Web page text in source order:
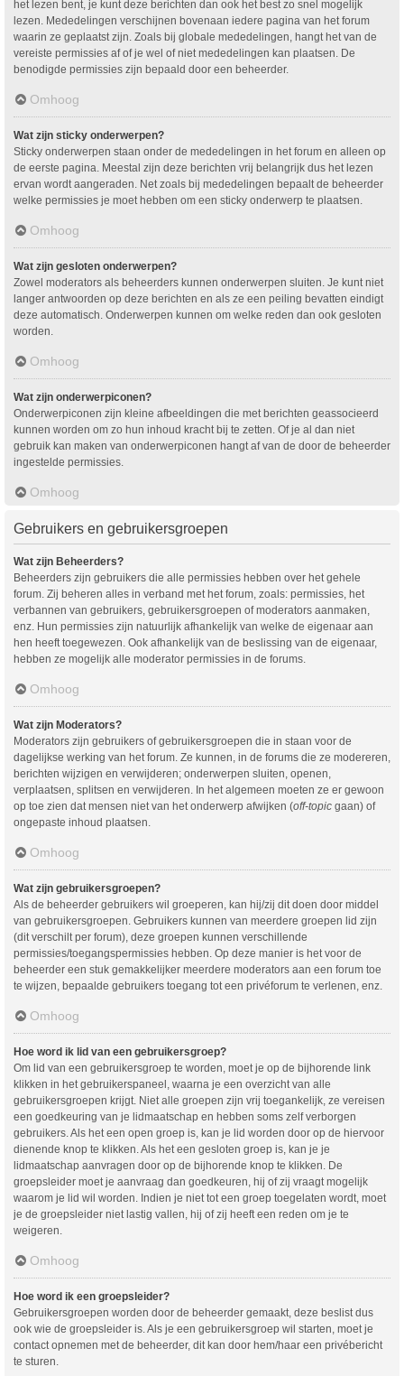
het lezen bent, je kunt deze berichten dan ook het best zo snel mogelijk
lezen. Mededelingen verschijnen bovenaan iedere pagina van het forum
waarin ze geplaatst zijn. Zoals bij globale mededelingen, hangt het van de
vereiste permissies af of je wel of niet mededelingen kan plaatsen. De
benodigde permissies zijn bepaald door een beheerder.
Omhoog
Wat zijn sticky onderwerpen?
Sticky onderwerpen staan onder de mededelingen in het forum en alleen op
de eerste pagina. Meestal zijn deze berichten vrij belangrijk dus het lezen
ervan wordt aangeraden. Net zoals bij mededelingen bepaalt de beheerder
welke permissies je moet hebben om een sticky onderwerp te plaatsen.
Omhoog
Wat zijn gesloten onderwerpen?
Zowel moderators als beheerders kunnen onderwerpen sluiten. Je kunt niet
langer antwoorden op deze berichten en als ze een peiling bevatten eindigt
deze automatisch. Onderwerpen kunnen om welke reden dan ook gesloten
worden.
Omhoog
Wat zijn onderwerpiconen?
Onderwerpiconen zijn kleine afbeeldingen die met berichten geassocieerd
kunnen worden om zo hun inhoud kracht bij te zetten. Of je al dan niet
gebruik kan maken van onderwerpiconen hangt af van de door de beheerder
ingestelde permissies.
Omhoog
Gebruikers en gebruikersgroepen
Wat zijn Beheerders?
Beheerders zijn gebruikers die alle permissies hebben over het gehele
forum. Zij beheren alles in verband met het forum, zoals: permissies, het
verbannen van gebruikers, gebruikersgroepen of moderators aanmaken,
enz. Hun permissies zijn natuurlijk afhankelijk van welke de eigenaar aan
hen heeft toegewezen. Ook afhankelijk van de beslissing van de eigenaar,
hebben ze mogelijk alle moderator permissies in de forums.
Omhoog
Wat zijn Moderators?
Moderators zijn gebruikers of gebruikersgroepen die in staan voor de
dagelijkse werking van het forum. Ze kunnen, in de forums die ze modereren,
berichten wijzigen en verwijderen; onderwerpen sluiten, openen,
verplaatsen, splitsen en verwijderen. In het algemeen moeten ze er gewoon
op toe zien dat mensen niet van het onderwerp afwijken (off-topic gaan) of
ongepaste inhoud plaatsen.
Omhoog
Wat zijn gebruikersgroepen?
Als de beheerder gebruikers wil groeperen, kan hij/zij dit doen door middel
van gebruikersgroepen. Gebruikers kunnen van meerdere groepen lid zijn
(dit verschilt per forum), deze groepen kunnen verschillende
permissies/toegangspermissies hebben. Op deze manier is het voor de
beheerder een stuk gemakkelijker meerdere moderators aan een forum toe
te wijzen, bepaalde gebruikers toegang tot een privéforum te verlenen, enz.
Omhoog
Hoe word ik lid van een gebruikersgroep?
Om lid van een gebruikersgroep te worden, moet je op de bijhorende link
klikken in het gebruikerspaneel, waarna je een overzicht van alle
gebruikersgroepen krijgt. Niet alle groepen zijn vrij toegankelijk, ze vereisen
een goedkeuring van je lidmaatschap en hebben soms zelf verborgen
gebruikers. Als het een open groep is, kan je lid worden door op de hiervoor
dienende knop te klikken. Als het een gesloten groep is, kan je je
lidmaatschap aanvragen door op de bijhorende knop te klikken. De
groepsleider moet je aanvraag dan goedkeuren, hij of zij vraagt mogelijk
waarom je lid wil worden. Indien je niet tot een groep toegelaten wordt, moet
je de groepsleider niet lastig vallen, hij of zij heeft een reden om je te
weigeren.
Omhoog
Hoe word ik een groepsleider?
Gebruikersgroepen worden door de beheerder gemaakt, deze beslist dus
ook wie de groepsleider is. Als je een gebruikersgroep wil starten, moet je
contact opnemen met de beheerder, dit kan door hem/haar een privébericht
te sturen.